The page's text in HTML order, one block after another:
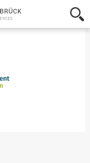
Hochschule
Osnabrück
-